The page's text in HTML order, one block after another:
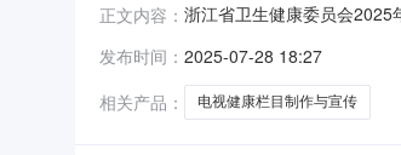
正文内容： 浙江省卫生健康委员会2025
2025060214采购人:名称:
厦西楼17-18楼联系人:王高
发布时间： 2025-07-28 18:27
相关产品：
电视健康栏目制作与宣传